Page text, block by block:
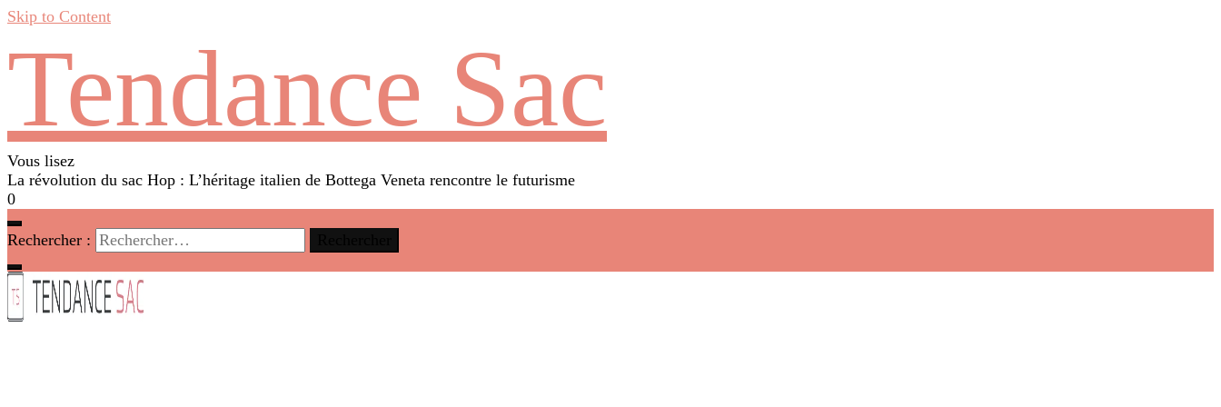
Skip to Content
Tendance Sac
Vous lisez
La révolution du sac Hop : L’héritage italien de Bottega Veneta rencontre le futurisme
0
Rechercher :